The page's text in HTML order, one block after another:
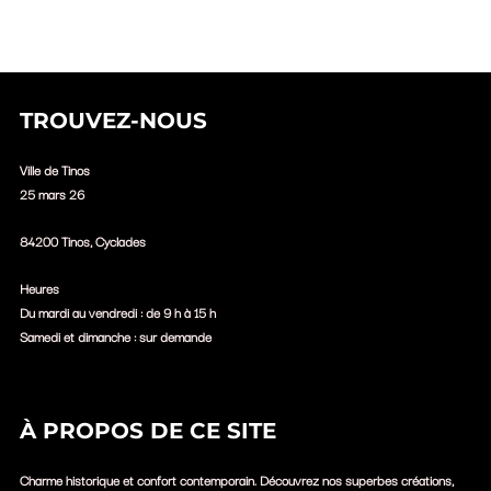
TROUVEZ-NOUS
Ville de Tinos
25 mars 26
84200 Tinos, Cyclades
Heures
Du mardi au vendredi : de 9 h à 15 h
Samedi et dimanche : sur demande
À PROPOS DE CE SITE
Charme historique et confort contemporain. Découvrez nos superbes créations,